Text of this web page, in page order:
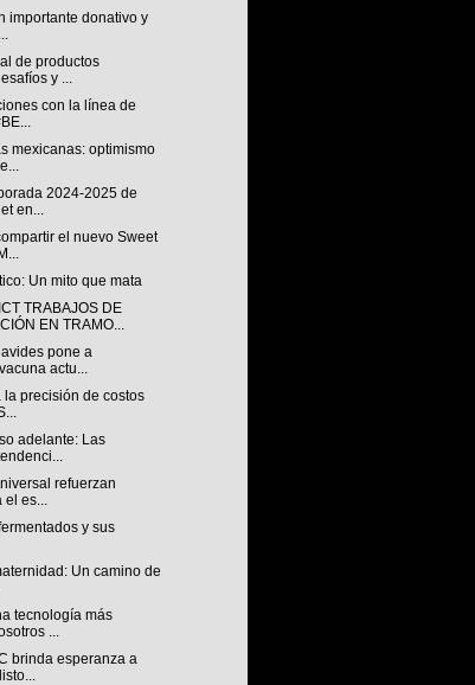
importante donativo y
de productos
y ...
con la línea de
mexicanas: optimismo
2024-2025 de
en...
el nuevo Sweet
Un mito que mata
TRABAJOS DE
EN TRAMO...
pone a
actu...
precisión de costos
adelante: Las
refuerzan
el es...
y sus
Un camino de
tecnología más
...
brinda esperanza a